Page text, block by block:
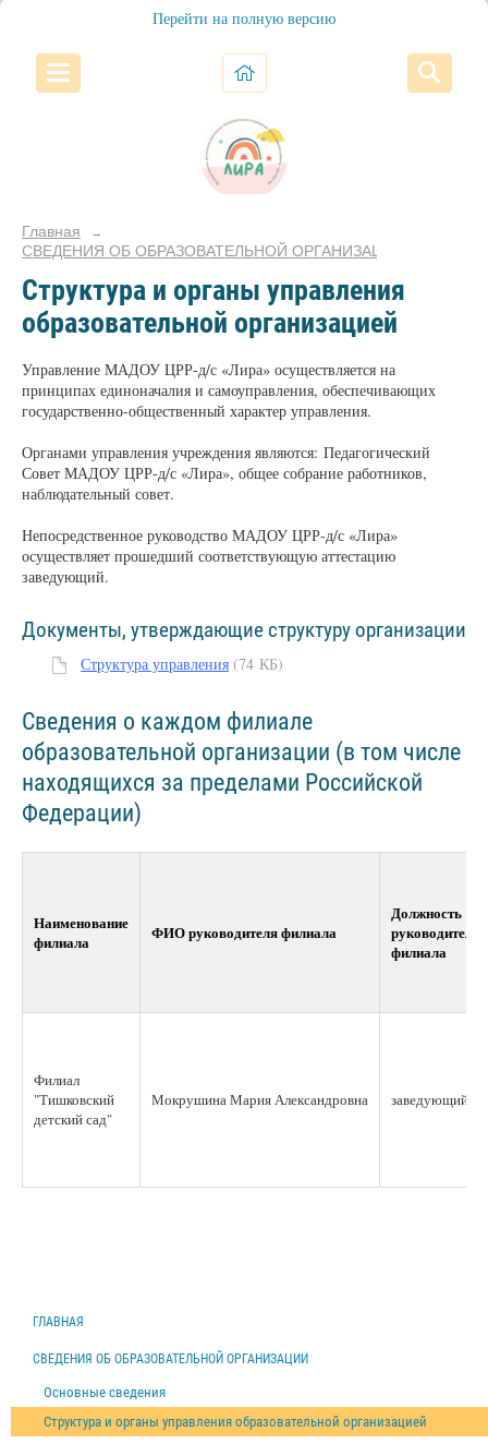
Перейти на полную версию
Главная →
СВЕДЕНИЯ ОБ ОБРАЗОВАТЕЛЬНОЙ ОРГАНИЗАЦИИ
Структура и органы управления
образовательной организацией
Управление МАДОУ ЦРР-д/с «Лира» осуществляется на
принципах единоначалия и самоуправления, обеспечивающих
государственно-общественный характер управления.
Органами управления учреждения являются: Педагогический
Совет МАДОУ ЦРР-д/с «Лира», общее собрание работников,
наблюдательный совет.
Непосредственное руководство МАДОУ ЦРР-д/с «Лира»
осуществляет прошедший соответствующую аттестацию
заведующий.
Документы, утверждающие структуру организации
Структура управления (74 КБ)
Сведения о каждом филиале
образовательной организации (в том числе
находящихся за пределами Российской
Федерации)
Наименование
филиала
ФИО руководителя филиала
Должность
руководителя
филиала
Филиал
"Тишковский
детский сад"
Мокрушина Мария Александровна заведующий
ГЛАВНАЯ
СВЕДЕНИЯ ОБ ОБРАЗОВАТЕЛЬНОЙ ОРГАНИЗАЦИИ
Основные сведения
Структура и органы управления образовательной организацией